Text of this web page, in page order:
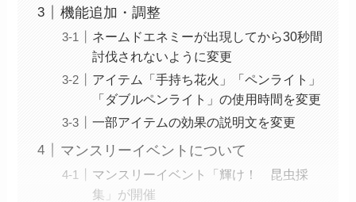
機能追加・調整
ネームドエネミーが出現してから30秒間
討伐されないように変更
アイテム「手持ち花火」「ペンライト」
「ダブルペンライト」の使用時間を変更
一部アイテムの効果の説明文を変更
マンスリーイベントについて
マンスリーイベント「輝け！ 昆虫採
集」が開催